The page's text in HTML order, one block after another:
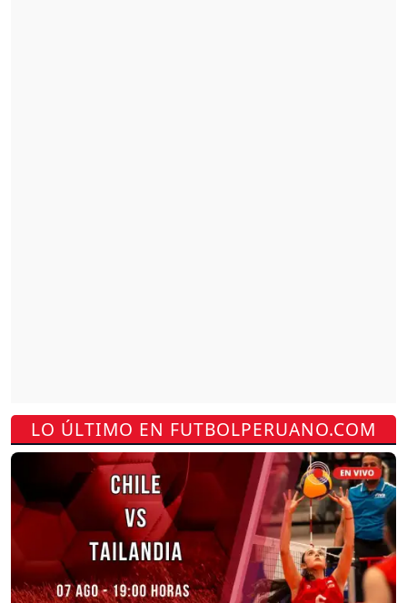
LO ÚLTIMO EN FUTBOLPERUANO.COM